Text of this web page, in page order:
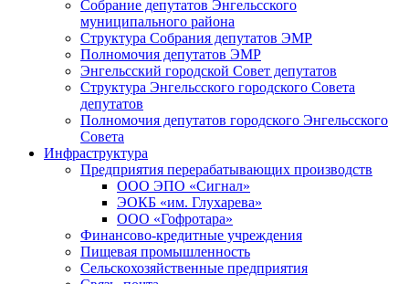
Собрание депутатов Энгельсского
муниципального района
Структура Собрания депутатов ЭМР
Полномочия депутатов ЭМР
Энгельсский городской Совет депутатов
Структура Энгельсского городского Совета
депутатов
Полномочия депутатов городского Энгельсского
Совета
Инфраструктура
Предприятия перерабатывающих производств
ООО ЭПО «Сигнал»
ЭОКБ «им. Глухарева»
ООО «Гофротара»
Финансово-кредитные учреждения
Пищевая промышленность
Сельскохозяйственные предприятия